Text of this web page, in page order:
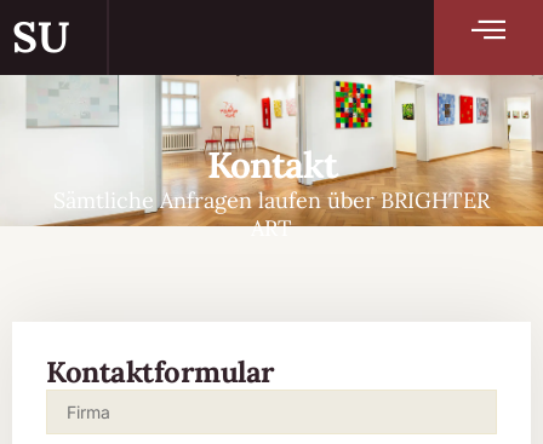
SU
Kontakt
Sämtliche Anfragen laufen über BRIGHTER
ART
Kontaktformular